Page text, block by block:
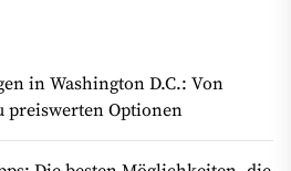
in Washington D.C.: Von
preiswerten Optionen